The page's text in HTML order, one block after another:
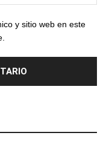
y sitio web en este